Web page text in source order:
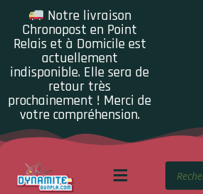
Notre livraison
Chronopost en Point
Relais et à Domicile est
actuellement
indisponible. Elle sera de
retour très
prochainement ! Merci de
votre compréhension.